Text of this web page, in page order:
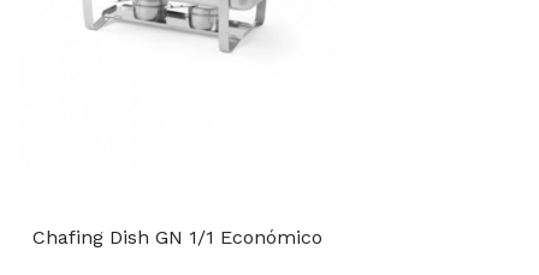
Chafing Dish GN 1/1 Económico